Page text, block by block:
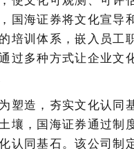
国海证券将文化宣导
培训体系，嵌入员工
过多种方式让企业文
塑造，夯实文化认同
壤，国海证券通过制
认同基石。该公司制